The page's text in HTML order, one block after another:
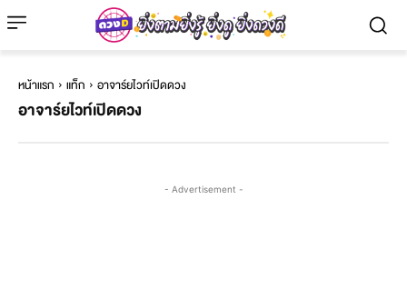
หน้าแรก แท็ก อาจาร์ยไวท์เปิดดวง
อาจาร์ยไวท์เปิดดวง
- Advertisement -